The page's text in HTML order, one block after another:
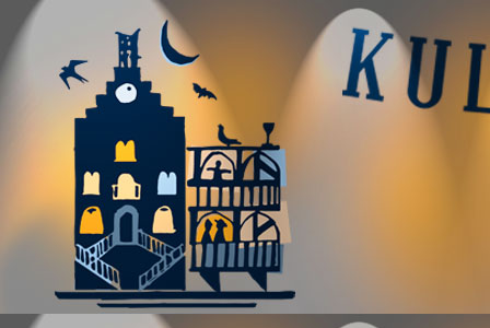
Inhalt
springen